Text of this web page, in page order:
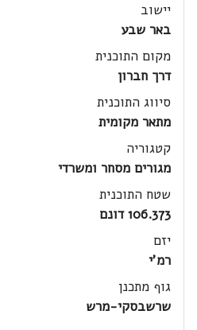
יישוב
באר שבע
מקום התוכנית
דרך חברון
סיווג התוכנית
מתאר מקומית
קטגוריה
מגורים מסחר ומשרדי
שטח התוכנית
106.373 דונם
יזם
רמ'י
גוף מתכנן
שרשבסקי-מרש